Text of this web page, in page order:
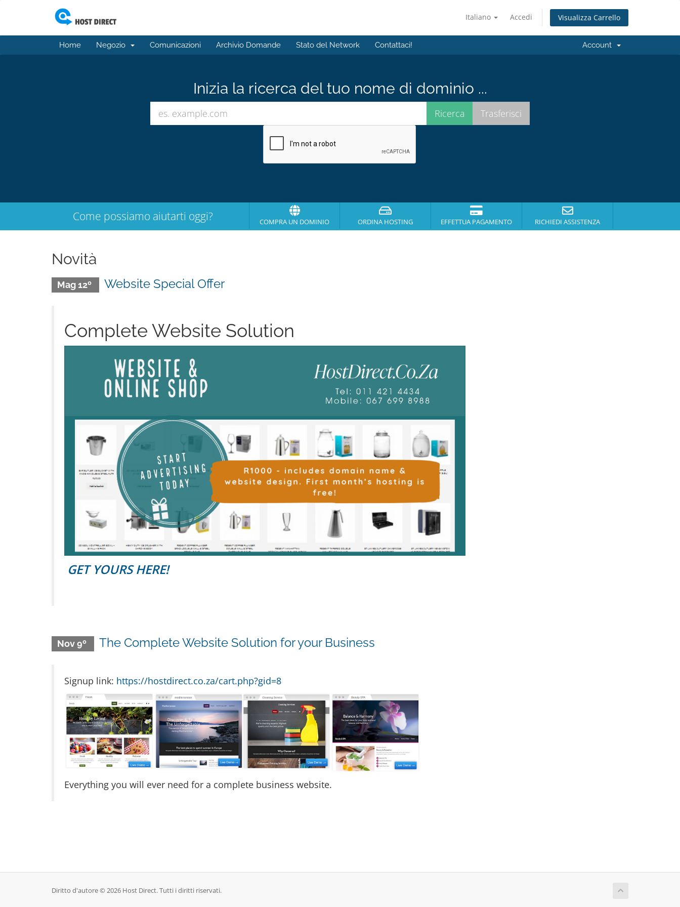
Italiano Accedi Visualizza Carrello
Home Negozio Comunicazioni Archivio Domande Stato del Network Contattaci! Account
Inizia la ricerca del tuo nome di dominio ...
Come possiamo aiutarti oggi? COMPRA UN DOMINIO ORDINA HOSTING EFFETTUA PAGAMENTO RICHIEDI ASSISTENZA
Novità
Mag 12º Website Special Offer
Complete Website Solution
GET YOURS HERE!
Nov 9º The Complete Website Solution for your Business
Signup link: https://hostdirect.co.za/cart.php?gid=8
Everything you will ever need for a complete business website.
Diritto d'autore © 2026 Host Direct. Tutti i diritti riservati.